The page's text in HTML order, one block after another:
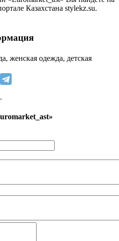
Казахстана stylekz.su.
женская одежда, детская